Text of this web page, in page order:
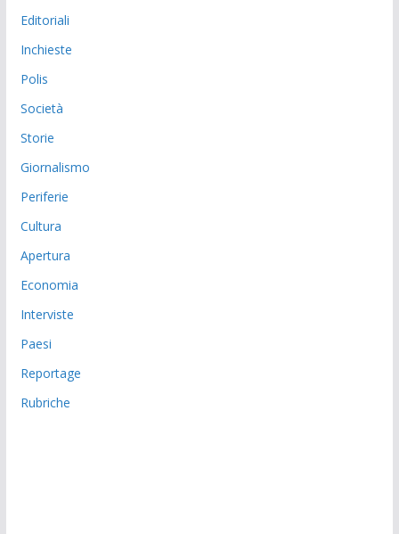
Editoriali
Inchieste
Polis
Società
Storie
Giornalismo
Periferie
Cultura
Apertura
Economia
Interviste
Paesi
Reportage
Rubriche